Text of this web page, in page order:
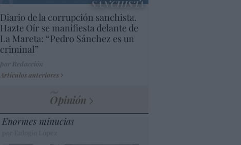
SANCHISTA
Diario de la corrupción sanchista.
Hazte Oír se manifiesta delante de
La Mareta: “Pedro Sánchez es un
criminal”
Artículos anteriores
Opinión
Enormes minucias